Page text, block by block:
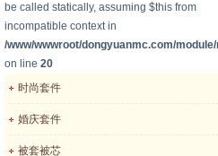
be called statically, assuming $this from
incompatible context in
/www/wwwroot/dongyuanmc.com/
on line 20
时尚套件
婚庆套件
被套被芯